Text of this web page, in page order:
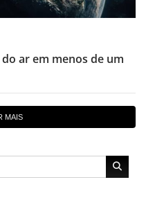
ar em menos de um
MAIS